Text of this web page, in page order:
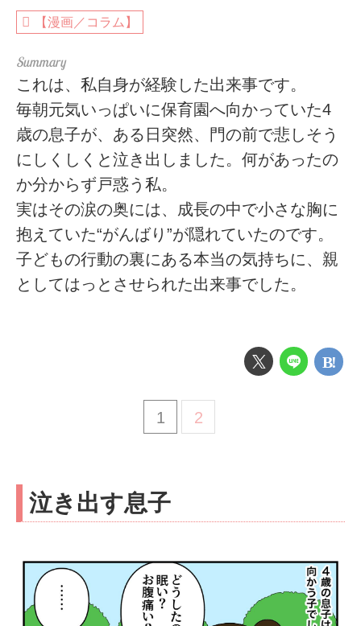
【漫画／コラム】
これは、私自身が経験した出来事です。
毎朝元気いっぱいに保育園へ向かっていた4
歳の息子が、ある日突然、門の前で悲しそう
にしくしくと泣き出しました。何があったの
か分からず戸惑う私。
実はその涙の奥には、成長の中で小さな胸に
抱えていた“がんばり”が隠れていたのです。
子どもの行動の裏にある本当の気持ちに、親
としてはっとさせられた出来事でした。
1 2
泣き出す息子